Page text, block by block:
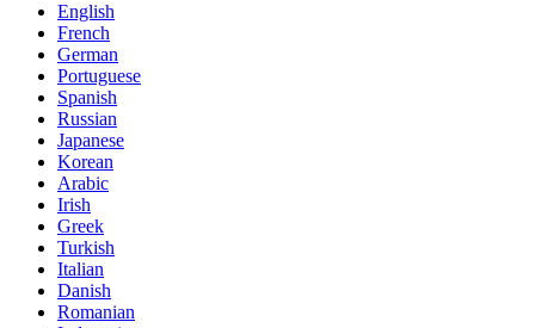
English
French
German
Portuguese
Spanish
Russian
Japanese
Korean
Arabic
Irish
Greek
Turkish
Italian
Danish
Romanian